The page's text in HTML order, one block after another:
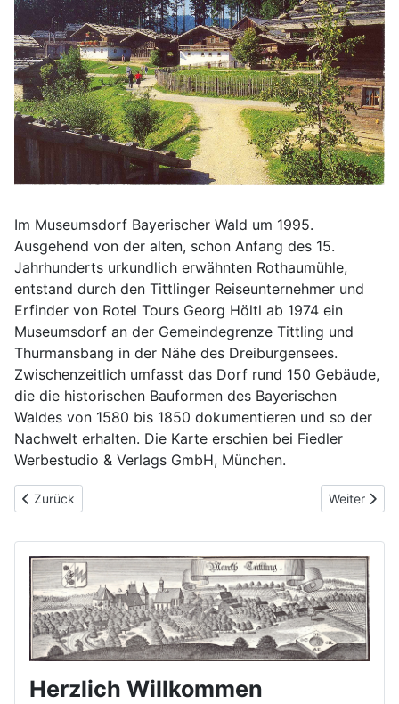
Im Museumsdorf Bayerischer Wald um 1995.
Ausgehend von der alten, schon Anfang des 15.
Jahrhunderts urkundlich erwähnten Rothaumühle,
entstand durch den Tittlinger Reiseunternehmer und
Erfinder von Rotel Tours Georg Höltl ab 1974 ein
Museumsdorf an der Gemeindegrenze Tittling und
Thurmansbang in der Nähe des Dreiburgensees.
Zwischenzeitlich umfasst das Dorf rund 150 Gebäude,
die die historischen Bauformen des Bayerischen
Waldes von 1580 bis 1850 dokumentieren und so der
Nachwelt erhalten. Die Karte erschien bei Fiedler
Werbestudio & Verlags GmbH, München.
Vorheriger Beitrag: Der Dorfweiher im Museumsdorf Bayerischer
Zurück Nächster
Weiter
Herzlich Willkommen